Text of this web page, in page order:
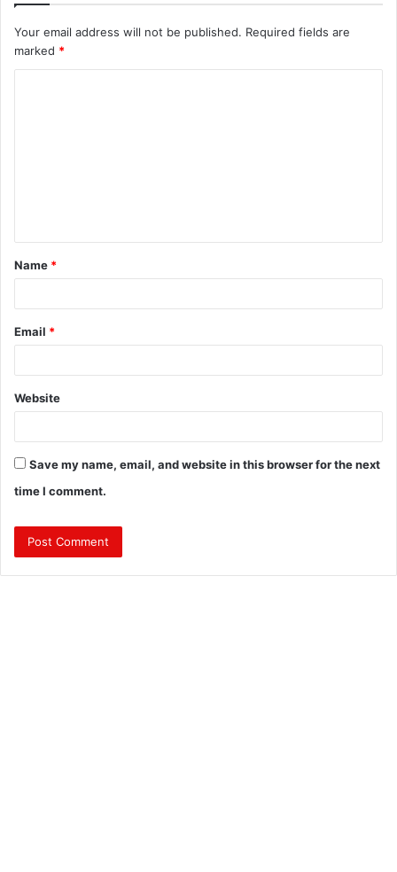
Your email address will not be published. Required fields are
marked *
t
*
Name *
Email *
Website
Save my name, email, and website in this browser for the next
time I comment.